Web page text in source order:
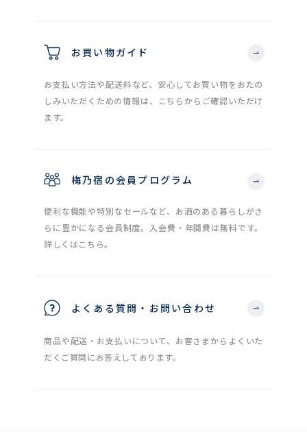
お買い物ガイド
お支払い方法や配送料など、安心してお買い物をおたの
しみいただくための情報は、こちらからご確認いただけ
ます。
梅乃宿の会員プログラム
便利な機能や特別なセールなど、お酒のある暮らしがさ
らに豊かになる会員制度。入会費・年間費は無料です。
詳しくはこちら。
よくある質問・お問い合わせ
商品や配送・お支払いについて、お客さまからよくいた
だくご質問にお答えしております。